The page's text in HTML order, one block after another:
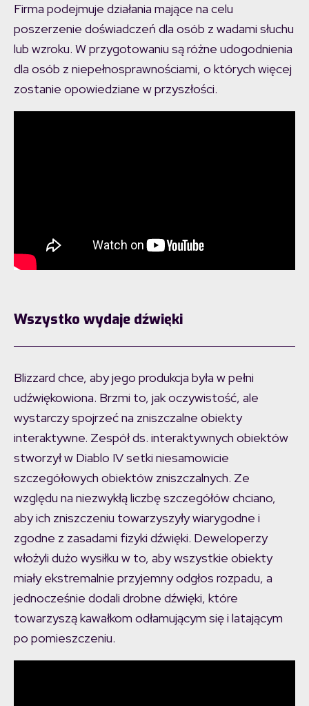
Firma podejmuje działania mające na celu
poszerzenie doświadczeń dla osób z wadami słuchu
lub wzroku. W przygotowaniu są różne udogodnienia
dla osób z niepełnosprawnościami, o których więcej
zostanie opowiedziane w przyszłości.
Wszystko wydaje dźwięki
Blizzard chce, aby jego produkcja była w pełni
udźwiękowiona. Brzmi to, jak oczywistość, ale
wystarczy spojrzeć na zniszczalne obiekty
interaktywne. Zespół ds. interaktywnych obiektów
stworzył w Diablo IV setki niesamowicie
szczegółowych obiektów zniszczalnych. Ze
względu na niezwykłą liczbę szczegółów chciano,
aby ich zniszczeniu towarzyszyły wiarygodne i
zgodne z zasadami fizyki dźwięki. Deweloperzy
włożyli dużo wysiłku w to, aby wszystkie obiekty
miały ekstremalnie przyjemny odgłos rozpadu, a
jednocześnie dodali drobne dźwięki, które
towarzyszą kawałkom odłamującym się i latającym
po pomieszczeniu.